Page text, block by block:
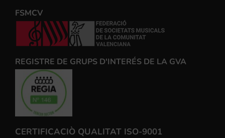
FSMCV
REGISTRE DE GRUPS D'INTERÉS DE LA GVA
CERTIFICACIÒ QUALITAT ISO-9001